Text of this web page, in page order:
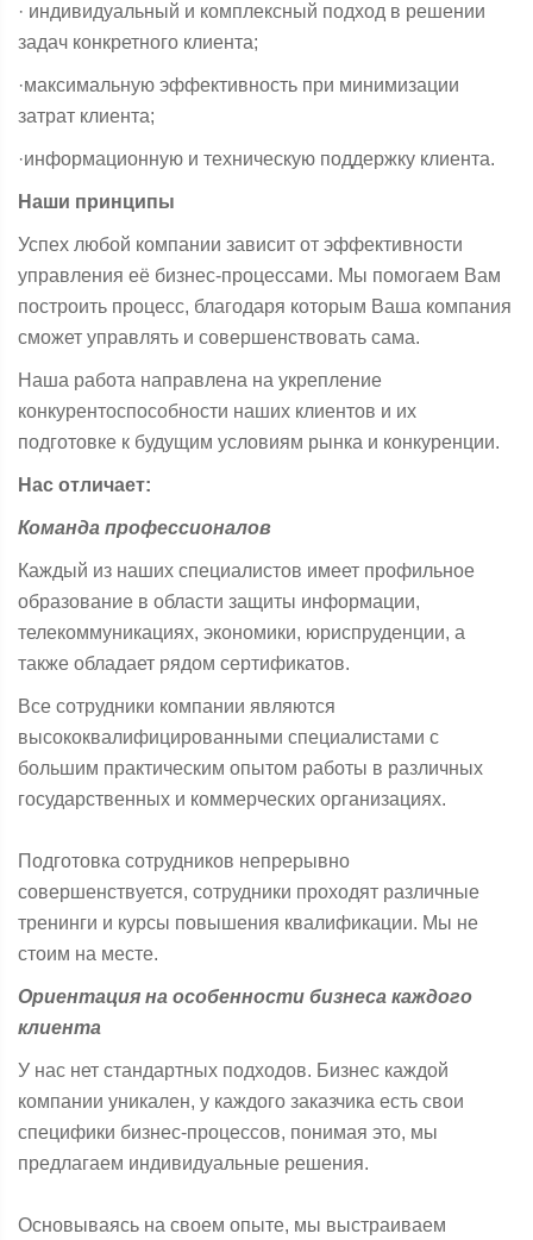
· индивидуальный и комплексный подход в решении
задач конкретного клиента;
·максимальную эффективность при минимизации
затрат клиента;
·информационную и техническую поддержку клиента.
Наши принципы
Успех любой компании зависит от эффективности
управления её бизнес-процессами. Мы помогаем Вам
построить процесс, благодаря которым Ваша компания
сможет управлять и совершенствовать сама.
Наша работа направлена на укрепление
конкурентоспособности наших клиентов и их
подготовке к будущим условиям рынка и конкуренции.
Нас отличает:
Команда профессионалов
Каждый из наших специалистов имеет профильное
образование в области защиты информации,
телекоммуникациях, экономики, юриспруденции, а
также обладает рядом сертификатов.
Все сотрудники компании являются
высококвалифицированными специалистами с
большим практическим опытом работы в различных
государственных и коммерческих организациях.
Подготовка сотрудников непрерывно
совершенствуется, сотрудники проходят различные
тренинги и курсы повышения квалификации. Мы не
стоим на месте.
Ориентация на особенности бизнеса каждого
клиента
У нас нет стандартных подходов. Бизнес каждой
компании уникален, у каждого заказчика есть свои
специфики бизнес-процессов, понимая это, мы
предлагаем индивидуальные решения.
Основываясь на своем опыте, мы выстраиваем